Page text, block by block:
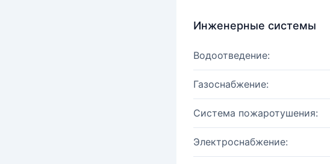
Инженерные системы
Водоотведение:
Газоснабжение:
Система пожаротушения:
Электроснабжение: